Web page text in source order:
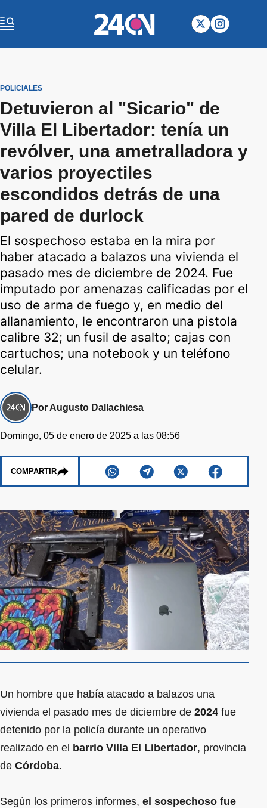
POLICIALES
Detuvieron al "Sicario" de
Villa El Libertador: tenía un
revólver, una ametralladora y
varios proyectiles
escondidos detrás de una
pared de durlock
El sospechoso estaba en la mira por
haber atacado a balazos una vivienda el
pasado mes de diciembre de 2024. Fue
imputado por amenazas calificadas por el
uso de arma de fuego y, en medio del
allanamiento, le encontraron una pistola
calibre 32; un fusil de asalto; cajas con
cartuchos; una notebook y un teléfono
celular.
Por Augusto Dallachiesa
Domingo, 05 de enero de 2025 a las 08:56
COMPARTIR
Un hombre que había atacado a balazos una
vivienda el pasado mes de diciembre de 2024 fue
detenido por la policía durante un operativo
realizado en el barrio Villa El Libertador, provincia
de Córdoba.
Según los primeros informes, el sospechoso fue